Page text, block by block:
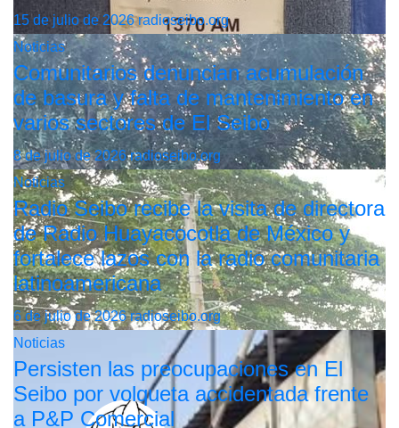
15 de julio de 2026radioseibo.org
Noticias
Comunitarios denuncian acumulación
de basura y falta de mantenimiento en
varios sectores de El Seibo
8 de julio de 2026radioseibo.org
Noticias
Radio Seibo recibe la visita de directora
de Radio Huayacocotla de México y
fortalece lazos con la radio comunitaria
latinoamericana
6 de julio de 2026radioseibo.org
Noticias
Persisten las preocupaciones en El
Seibo por volqueta accidentada frente
a P&P Comercial